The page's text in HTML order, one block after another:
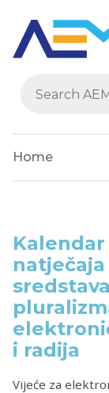
Home
natječaja
i radija
Vijeće za